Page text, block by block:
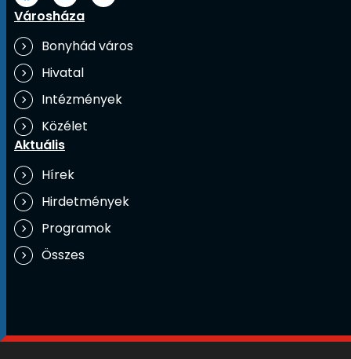
Városháza
Bonyhád város
Hivatal
Intézmények
Közélet
Aktuális
Hírek
Hirdetmények
Programok
Összes